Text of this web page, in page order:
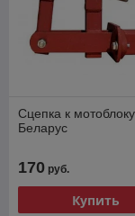
Сцепка к
Беларус
170 руб.
Купить